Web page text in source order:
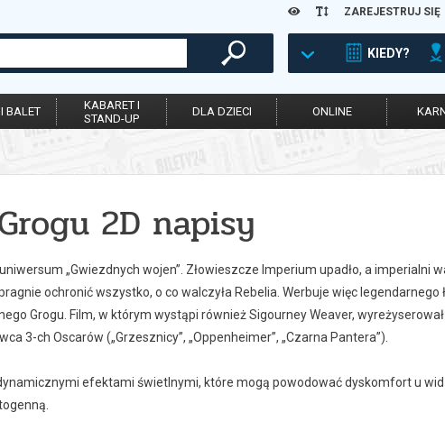
ZAREJESTRUJ SIĘ
KIEDY?
BALET
KABARET I
STAND-UP
DLA DZIECI ONLINE
2D napisy
„Gwiezdnych wojen”. Złowieszcze Imperium upadło, a imperialni
ochronić wszystko, o co walczyła Rebelia. Werbuje więc legendarnego
Grogu. Film, w którym wystąpi również Sigourney Weaver,
3-ch Oscarów („Grzesznicy”, „Oppenheimer”, „Czarna Pantera”).
efektami świetlnymi, które mogą powodować dyskomfort u